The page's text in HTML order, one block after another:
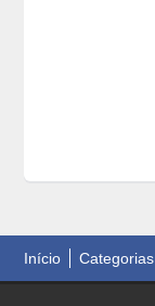
Início Categorias